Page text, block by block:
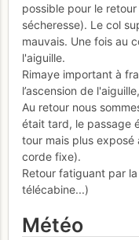
possible pour le
sécheresse). Le col
mauvais. Une fois au
l'aiguille.
Rimaye important à
l’ascension de
Au retour nous
était tard, le passage
tour mais plus
corde fixe).
Retour fatiguant par
télécabine...)
Météo